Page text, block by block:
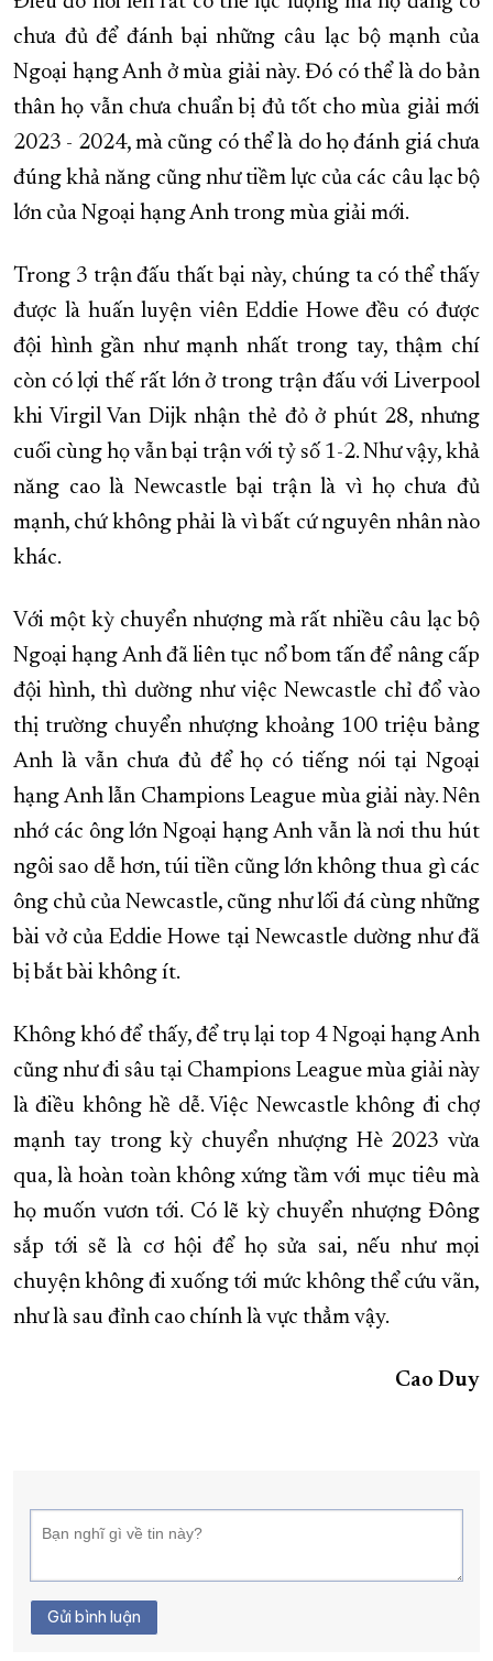
chưa đủ để đánh bại những câu lạc bộ mạnh của
Ngoại hạng Anh ở mùa giải này. Đó có thể là do bản
thân họ vẫn chưa chuẩn bị đủ tốt cho mùa giải mới
2023 - 2024, mà cũng có thể là do họ đánh giá chưa
đúng khả năng cũng như tiềm lực của các câu lạc bộ
lớn của Ngoại hạng Anh trong mùa giải mới.
Trong 3 trận đấu thất bại này, chúng ta có thể thấy
được là huấn luyện viên Eddie Howe đều có được
đội hình gần như mạnh nhất trong tay, thậm chí
còn có lợi thế rất lớn ở trong trận đấu với Liverpool
khi Virgil Van Dijk nhận thẻ đỏ ở phút 28, nhưng
cuối cùng họ vẫn bại trận với tỷ số 1-2. Như vậy, khả
năng cao là Newcastle bại trận là vì họ chưa đủ
mạnh, chứ không phải là vì bất cứ nguyên nhân nào
khác.
Với một kỳ chuyển nhượng mà rất nhiều câu lạc bộ
Ngoại hạng Anh đã liên tục nổ bom tấn để nâng cấp
đội hình, thì dường như việc Newcastle chỉ đổ vào
thị trường chuyển nhượng khoảng 100 triệu bảng
Anh là vẫn chưa đủ để họ có tiếng nói tại Ngoại
hạng Anh lẫn Champions League mùa giải này. Nên
nhớ các ông lớn Ngoại hạng Anh vẫn là nơi thu hút
ngôi sao dễ hơn, túi tiền cũng lớn không thua gì các
ông chủ của Newcastle, cũng như lối đá cùng những
bài vở của Eddie Howe tại Newcastle dường như đã
bị bắt bài không ít.
Không khó để thấy, để trụ lại top 4 Ngoại hạng Anh
cũng như đi sâu tại Champions League mùa giải này
là điều không hề dễ. Việc Newcastle không đi chợ
mạnh tay trong kỳ chuyển nhượng Hè 2023 vừa
qua, là hoàn toàn không xứng tầm với mục tiêu mà
họ muốn vươn tới. Có lẽ kỳ chuyển nhượng Đông
sắp tới sẽ là cơ hội để họ sửa sai, nếu như mọi
chuyện không đi xuống tới mức không thể cứu vãn,
như là sau đỉnh cao chính là vực thẳm vậy.
Cao Duy
Gửi bình luận